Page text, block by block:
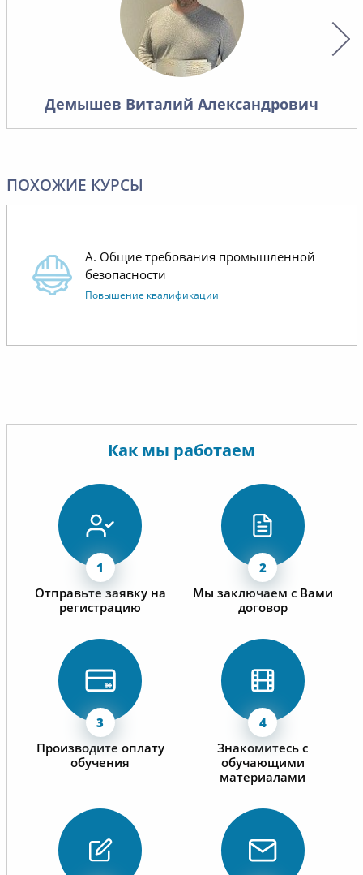
Надеемся на дальнейшее
сотрудничество.
то, что
Демышев Виталий Александрович
ПОХОЖИЕ КУРСЫ
А. Общие требования промышленной
безопасности
Повышение квалификации
Как мы работаем
Отправьте заявку на
регистрацию
Мы заключаем с Вами
договор
Производите оплату
обучения
Знакомитесь с
обучающими
материалами